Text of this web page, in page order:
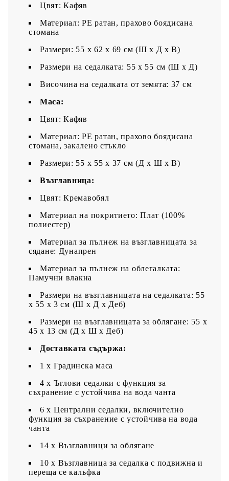
Цвят: Кафяв
Материал: PE ратан, прахово боядисана
стомана
Размери: 55 x 62 x 69 см (Ш x Д x В)
Размери на седалката: 55 x 55 cм (Ш x Д)
Височина на седалката от земята: 37 см
Маса:
Цвят: Кафяв
Материал: PE ратан, прахово боядисана
стомана, закалено стъкло
Размери: 55 x 55 x 37 см (Д x Ш x В)
Възглавница:
Цвят: Кремавобял
Материал на покритието: Плат (100%
полиестер)
Материал за пълнеж на възглавницата за
сядане: Дунапрен
Материал за пълнеж на облегалката:
Памучни влакна
Размери на възглавницата на седалката: 55
x 55 x 3 см (Ш x Д x Деб)
Размери на възглавницата за облягане: 55 x
45 x 13 см (Д х Ш x Деб)
Доставката съдържа:
1 х Градинска маса
4 x Ъглови седалки с функция за
съхранение с устойчива на вода чанта
6 x Централни седалки, включително
функция за съхранение с устойчива на вода
чанта
14 x Възглавници за облягане
10 x Възглавница за седалка с подвижна и
переща се калъфка